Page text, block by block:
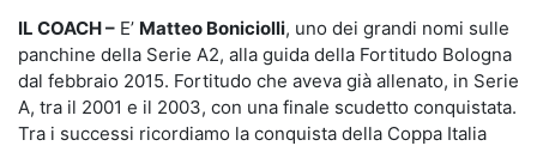
IL COACH– E’ Matteo Boniciolli, uno dei grandi nomi sulle
panchine della Serie A2, alla guida della Fortitudo Bologna
dal febbraio 2015. Fortitudo che aveva già allenato, in Serie
A, tra il 2001 e il 2003, con una finale scudetto conquistata.
Tra i successi ricordiamo la conquista della Coppa Italia